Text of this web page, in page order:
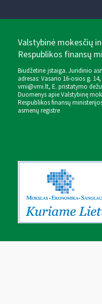
Valstybinė mokesčių
Respublikos finansų
Biudžetinė įstaiga. Juridinio
adresas: Vasario 16-osios g.
vmi@vmi.lt, E. pristatymo
Duomenys apie Valstybinę
Respublikos finansų
asmenų registre